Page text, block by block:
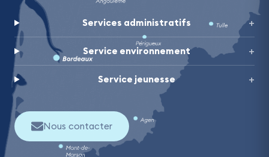
Services administratifs
Service environnement
Service jeunesse
Nous contacter